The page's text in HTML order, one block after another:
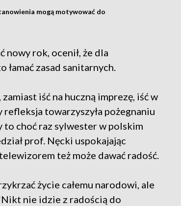
mogą motywować do
rok, ocenił, że dla
zasad sanitarnych.
iść na huczną imprezę, iść w
refleksja towarzyszyła pożegnaniu
choć raz sylwester w polskim
prof. Nęcki uspokajając
też może dawać radość.
życie całemu narodowi, ale
nie idzie z radością do